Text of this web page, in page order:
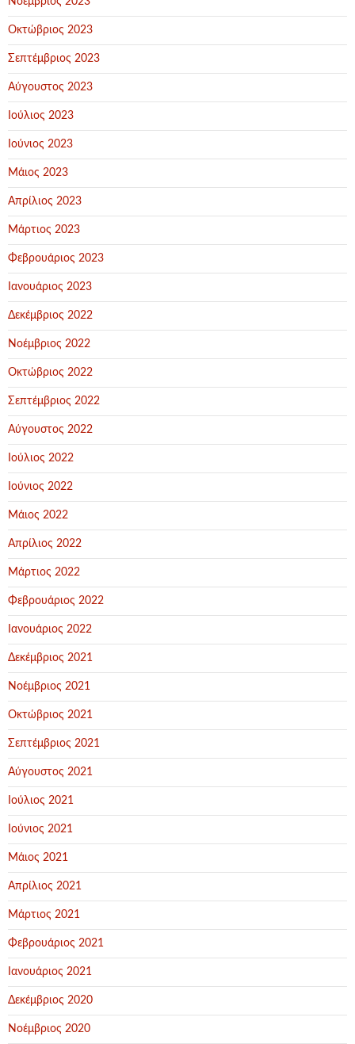
Οκτώβριος 2023
Σεπτέμβριος 2023
Αύγουστος 2023
Ιούλιος 2023
Ιούνιος 2023
Μάιος 2023
Απρίλιος 2023
Μάρτιος 2023
Φεβρουάριος 2023
Ιανουάριος 2023
Δεκέμβριος 2022
Νοέμβριος 2022
Οκτώβριος 2022
Σεπτέμβριος 2022
Αύγουστος 2022
Ιούλιος 2022
Ιούνιος 2022
Μάιος 2022
Απρίλιος 2022
Μάρτιος 2022
Φεβρουάριος 2022
Ιανουάριος 2022
Δεκέμβριος 2021
Νοέμβριος 2021
Οκτώβριος 2021
Σεπτέμβριος 2021
Αύγουστος 2021
Ιούλιος 2021
Ιούνιος 2021
Μάιος 2021
Απρίλιος 2021
Μάρτιος 2021
Φεβρουάριος 2021
Ιανουάριος 2021
Δεκέμβριος 2020
Νοέμβριος 2020